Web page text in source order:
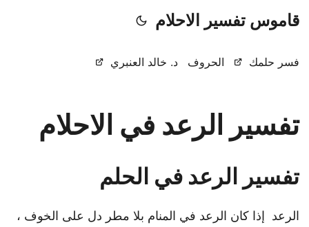
قاموس تفسير الاحلام
فسر حلمك الحروف د. خالد العنبري
تفسير الرعد في الاحلام
تفسير الرعد في الحلم
الرعد إذا كان الرعد في المنام بلا مطر دل على الخوف ،